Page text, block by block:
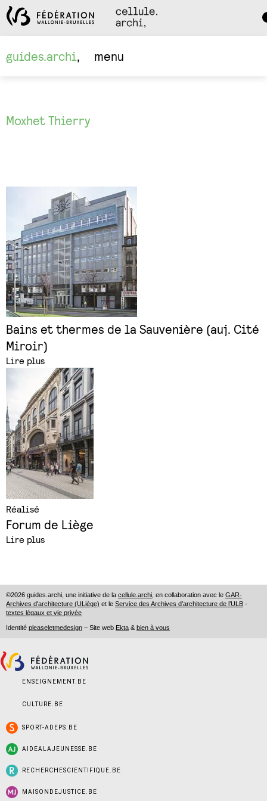
guides.archi
menu
Moxhet Thierry
Bains et thermes de la Sauvenière (auj. Cité
Miroir)
Lire plus
Réalisé
Forum de Liège
Lire plus
©2026 guides.archi, une initiative de la cellule.archi , en collaboration avec le GAR-
Archives d'architecture (ULiège) et le Service des Archives d’architecture de l’ULB -
textes légaux et vie privée
Identité pleaseletmedesign – Site web Ekta & bien à vous
ENSEIGNEMENT.BE
CULTURE.BE
SPORT-ADEPS.BE
AIDEALAJEUNESSE.BE
RECHERCHESCIENTIFIQUE.BE
MAISONDEJUSTICE.BE